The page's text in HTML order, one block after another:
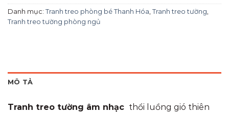
Danh mục: Tranh treo phòng bé Thanh Hóa, Tranh treo tường,
Tranh treo tường phòng ngủ
MÔ TẢ
Tranh treo tường âm nhạc thổi luồng gió thiên